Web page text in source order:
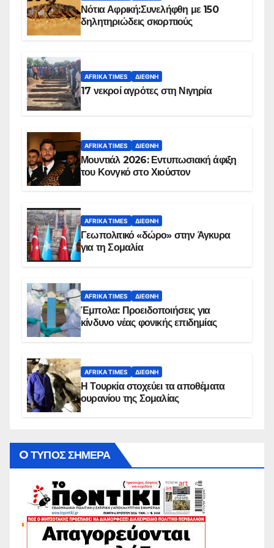
Νότια Αφρική:Συνελήφθη με 150
δηλητηριώδεις σκορπιούς
AFRIKA TIMES ΔΙΕΘΝΉ
17 νεκροί αγρότες στη Νιγηρία
AFRIKA TIMES ΔΙΕΘΝΉ
Μουντιάλ 2026: Εντυπωσιακή άφιξη
του Κονγκό στο Χιούστον
AFRIKA TIMES ΔΙΕΘΝΉ
Γεωπολιτικό «δώρο» στην Άγκυρα
για τη Σομαλία
AFRIKA TIMES ΔΙΕΘΝΉ
Έμπολα: Προειδοποιήσεις για
κίνδυνο νέας φονικής επιδημίας
AFRIKA TIMES ΔΙΕΘΝΉ
Η Τουρκία στοχεύει τα αποθέματα
ουρανίου της Σομαλίας
O ΤΥΠΟΣ ΣΗΜΕΡΑ